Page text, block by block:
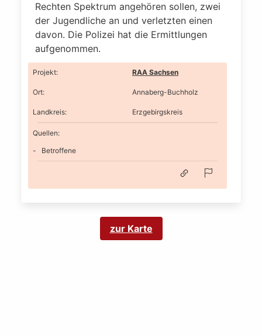
Rechten Spektrum angehören sollen, zwei
der Jugendliche an und verletzten einen
davon. Die Polizei hat die Ermittlungen
aufgenommen.
Projekt: RAA Sachsen
Ort: Annaberg-Buchholz
Landkreis: Erzgebirgskreis
Quellen:
Betroffene
zur Karte